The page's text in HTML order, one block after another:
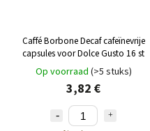
Caffé Borbone Decaf cafeïnevrije
capsules voor Dolce Gusto 16 st
Op voorraad (>5 stuks)
3,82 €